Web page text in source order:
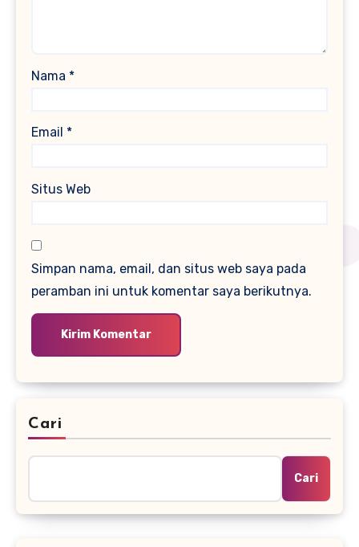
Nama *
Email *
Situs Web
Simpan nama, email, dan situs web saya pada
peramban ini untuk komentar saya berikutnya.
Cari
Cari